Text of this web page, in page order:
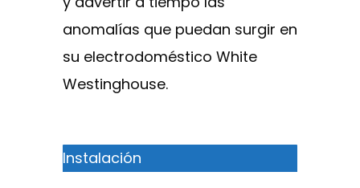
anomalías que puedan surgir en
su electrodoméstico White
Westinghouse.
Instalación